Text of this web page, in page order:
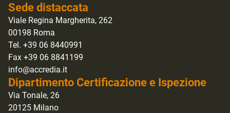
Sede distaccata
Viale Regina Margherita, 262
00198 Roma
Tel. +39 06 8440991
Fax +39 06 8841199
info@accredia.it
Dipartimento Certificazione e Ispezione
Via Tonale, 26
20125 Milano